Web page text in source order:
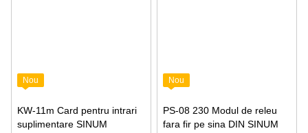
Nou
KW-11m Card pentru intrari
suplimentare SINUM
Nou
PS-08 230 Modul de releu
fara fir pe sina DIN SINUM